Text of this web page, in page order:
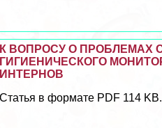
К ВОПРОСУ О ПРОБЛЕМАХ
ГИГИЕНИЧЕСКОГО
ИНТЕРНОВ
Статья в формате PDF 114